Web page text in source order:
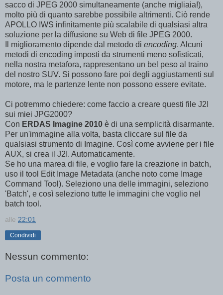
sacco di JPEG 2000 simultaneamente (anche migliaia!),
molto più di quanto sarebbe possibile altrimenti. Ciò rende
APOLLO IWS infinitamente più scalabile di qualsiasi altra
soluzione per la diffusione su Web di file JPEG 2000.
Il miglioramento dipende dal metodo di encoding. Alcuni
metodi di encoding imposti da strumenti meno sofisticati,
nella nostra metafora, rappresentano un bel peso al traino
del nostro SUV. Si possono fare poi degli aggiustamenti sul
motore, ma le partenze lente non possono essere evitate.
Ci potremmo chiedere: come faccio a creare questi file J2I
sui miei JPG2000?
Con ERDAS Imagine 2010 è di una semplicità disarmante.
Per un'immagine alla volta, basta cliccare sul file da
qualsiasi strumento di Imagine. Così come avviene per i file
AUX, si crea il J2I. Automaticamente.
Se ho una marea di file, e voglio fare la creazione in batch,
uso il tool Edit Image Metadata (anche noto come Image
Command Tool). Seleziono una delle immagini, seleziono
'Batch', e così seleziono tutte le immagini che voglio nel
batch tool.
alle 22:01
Condividi
Nessun commento:
Posta un commento